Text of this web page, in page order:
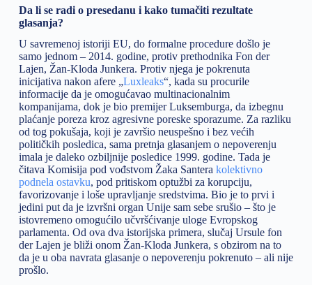
Da li se radi o presedanu i kako tumačiti rezultate
glasanja?
U savremenoj istoriji EU, do formalne procedure došlo je
samo jednom – 2014. godine, protiv prethodnika Fon der
Lajen, Žan-Kloda Junkera. Protiv njega je pokrenuta
inicijativa nakon afere „Luxleaks“, kada su procurile
informacije da je omogućavao multinacionalnim
kompanijama, dok je bio premijer Luksemburga, da izbegnu
plaćanje poreza kroz agresivne poreske sporazume. Za razliku
od tog pokušaja, koji je završio neuspešno i bez većih
političkih posledica, sama pretnja glasanjem o nepoverenju
imala je daleko ozbiljnije posledice 1999. godine. Tada je
čitava Komisija pod vođstvom Žaka Santera kolektivno
podnela ostavku, pod pritiskom optužbi za korupciju,
favorizovanje i loše upravljanje sredstvima. Bio je to prvi i
jedini put da je izvršni organ Unije sam sebe srušio – što je
istovremeno omogućilo učvršćivanje uloge Evropskog
parlamenta. Od ova dva istorijska primera, slučaj Ursule fon
der Lajen je bliži onom Žan-Kloda Junkera, s obzirom na to
da je u oba navrata glasanje o nepoverenju pokrenuto – ali nije
prošlo.